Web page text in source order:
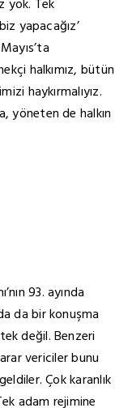
yok. Tek
yapacağız’
halkımız, bütün
haykırmalıyız.
yöneten de halkın
93. ayında
da bir konuşma
değil. Benzeri
vericiler bunu
Çok karanlık
adam rejimine